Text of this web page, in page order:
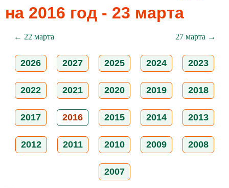
на 2016 год - 23 марта
← 22 марта 27 марта →
2026 2027 2025 2024 2023
2022 2021 2020 2019 2018
2017 2016 2015 2014 2013
2012 2011 2010 2009 2008
2007